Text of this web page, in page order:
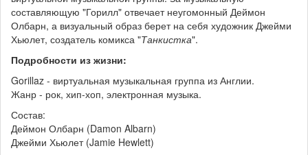
составляющую "Горилл" отвечает неугомонный Деймон
Олбарн, а визуальный образ берет на себя художник Джейми
Хьюлет, создатель комикса "Танкистка".
Подробности из жизни:
Gorillaz - виртуальная музыкальная группа из Англии.
Жанр - рок, хип-хоп, электронная музыка.
Состав:
Деймон Олбарн (Damon Albarn)
Джейми Хьюлет (Jamie Hewlett)